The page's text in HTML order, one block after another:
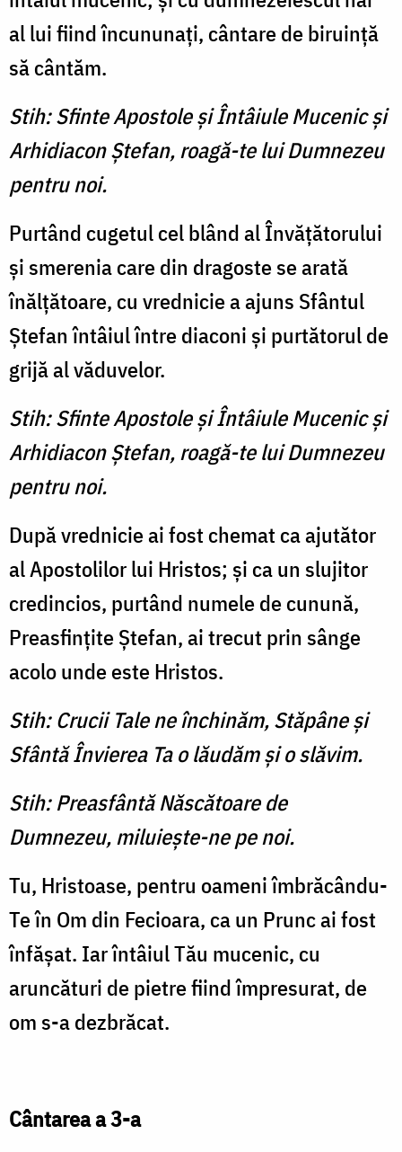
al lui fiind încununaţi, cântare de biruinţă
să cântăm.
Stih: Sfinte Apostole şi Întâiule Mucenic şi
Arhidiacon Ştefan, roagă-te lui Dumnezeu
pentru noi.
Purtând cugetul cel blând al Învăţătorului
şi smerenia care din dragoste se arată
înălţătoare, cu vrednicie a ajuns Sfântul
Ştefan întâiul între diaconi şi purtătorul de
grijă al văduvelor.
Stih: Sfinte Apostole şi Întâiule Mucenic şi
Arhidiacon Ştefan, roagă-te lui Dumnezeu
pentru noi.
După vrednicie ai fost chemat ca ajutător
al Apostolilor lui Hristos; şi ca un slujitor
credincios, purtând numele de cunună,
Preasfinţite Ştefan, ai trecut prin sânge
acolo unde este Hristos.
Stih: Crucii Tale ne închinăm, Stăpâne și
Sfântă Învierea Ta o lăudăm și o slăvim.
Stih: Preasfântă Născătoare de
Dumnezeu, miluieşte-ne pe noi.
Tu, Hristoase, pentru oameni îmbrăcându-
Te în Om din Fecioara, ca un Prunc ai fost
înfăşat. Iar întâiul Tău mucenic, cu
aruncături de pietre fiind împresurat, de
om s-a dezbrăcat.
Cântarea a 3-a